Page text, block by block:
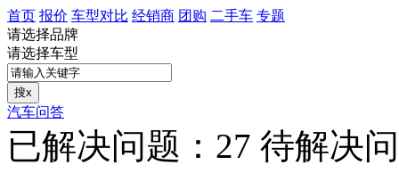
首页 报价 车型对比 经销商 团购 二手车 专题
请选择品牌
请选择车型
汽车问答
已解决问题：27 待解决